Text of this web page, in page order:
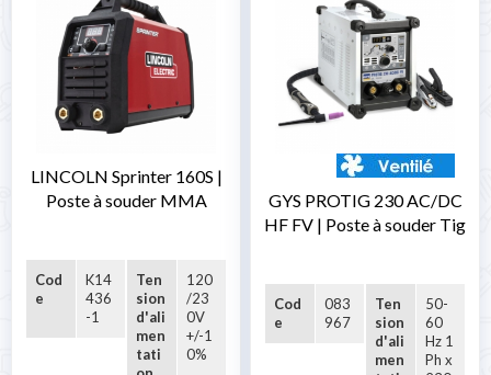
LINCOLN Sprinter 160S |
Poste à souder MMA
Cod
e
K14
436
-1
Ten
sion
d'ali
men
tati
120
/23
0V
+/-1
0%
GYS PROTIG 230 AC/DC
HF FV | Poste à souder Tig
Cod
e
083
967
Ten
sion
d'ali
men
50-
60
Hz 1
Ph x